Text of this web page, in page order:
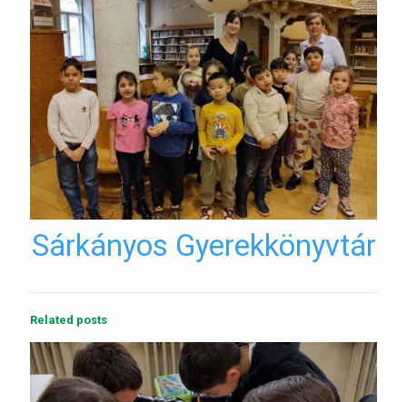
Sárkányos Gyerekkönyvtár
Related posts